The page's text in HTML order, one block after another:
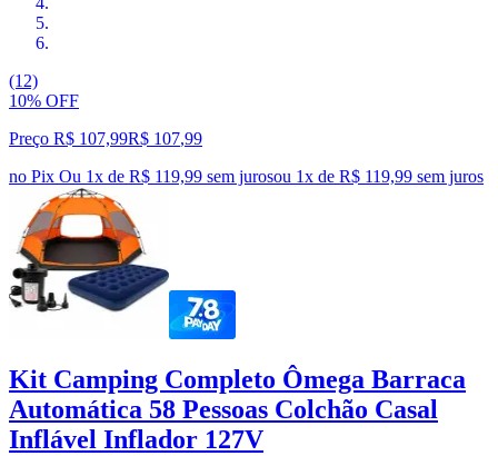
(12)
10% OFF
Preço R$ 107,99R$ 107,99
no Pix Ou 1x de R$ 119,99 sem jurosou 1x de R$ 119,99 sem juros
Kit Camping Completo Ômega Barraca
Automática 58 Pessoas Colchão Casal
Inflável Inflador 127V